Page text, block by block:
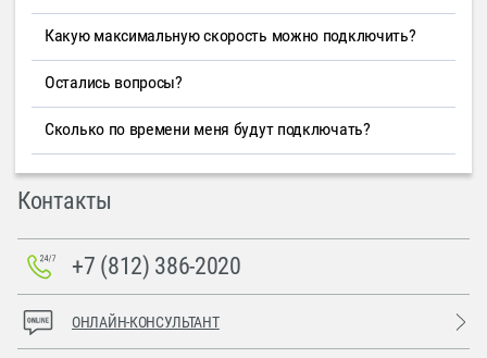
Какую максимальную скорость можно подключить?
Остались вопросы?
Сколько по времени меня будут подключать?
Контакты
+7 (812) 386-2020
ОНЛАЙН-КОНСУЛЬТАНТ